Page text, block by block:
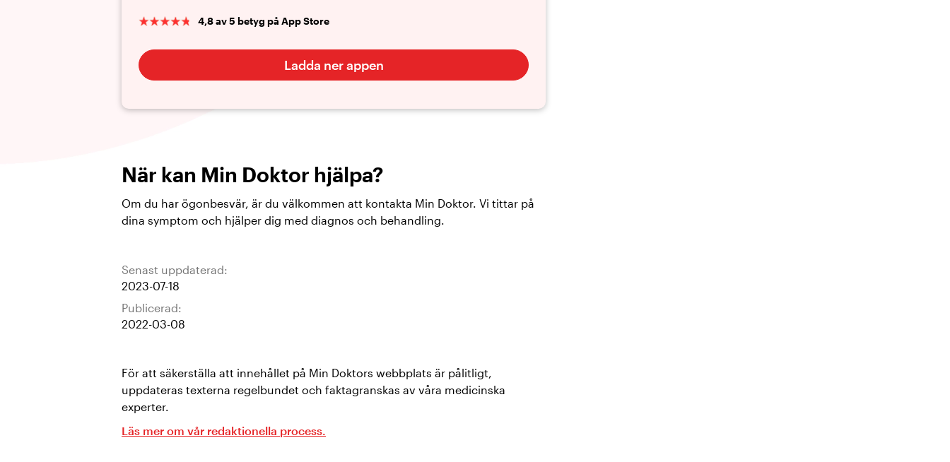
4,8 av 5 betyg på App Store
Ladda ner appen
När kan Min Doktor hjälpa?
Om du har ögonbesvär, är du välkommen att kontakta Min Doktor. Vi tittar på
dina symptom och hjälper dig med diagnos och behandling.
Senast uppdaterad:
2023-07-18
Publicerad:
2022-03-08
För att säkerställa att innehållet på Min Doktors webbplats är pålitligt,
uppdateras texterna regelbundet och faktagranskas av våra medicinska
experter.
Läs mer om vår redaktionella process.